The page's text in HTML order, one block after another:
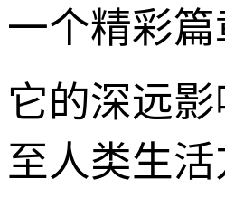
一个精彩篇
它的深远
至人类生